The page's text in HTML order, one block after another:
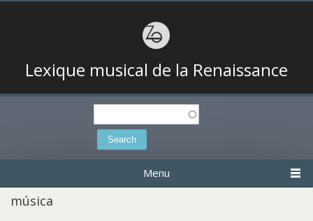
Lexique musical de la Renaissance
Search
Menu
música